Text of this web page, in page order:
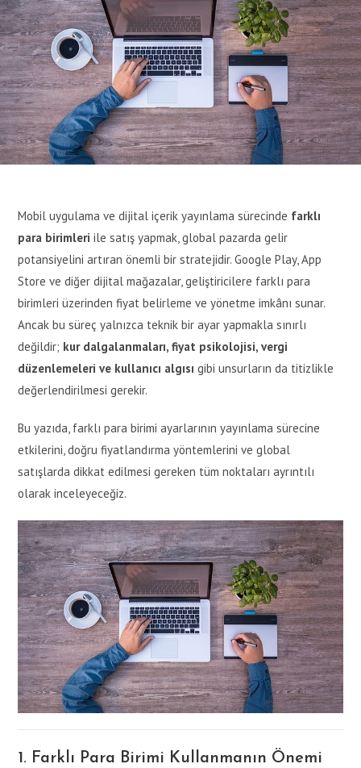
Mobil uygulama ve dijital içerik yayınlama sürecinde farklı
para birimleri ile satış yapmak, global pazarda gelir
potansiyelini artıran önemli bir stratejidir. Google Play, App
Store ve diğer dijital mağazalar, geliştiricilere farklı para
birimleri üzerinden fiyat belirleme ve yönetme imkânı sunar.
Ancak bu süreç yalnızca teknik bir ayar yapmakla sınırlı
değildir; kur dalgalanmaları, fiyat psikolojisi, vergi
düzenlemeleri ve kullanıcı algısı gibi unsurların da titizlikle
değerlendirilmesi gerekir.
Bu yazıda, farklı para birimi ayarlarının yayınlama sürecine
etkilerini, doğru fiyatlandırma yöntemlerini ve global
satışlarda dikkat edilmesi gereken tüm noktaları ayrıntılı
olarak inceleyeceğiz.
1. Farklı Para Birimi Kullanmanın Önemi